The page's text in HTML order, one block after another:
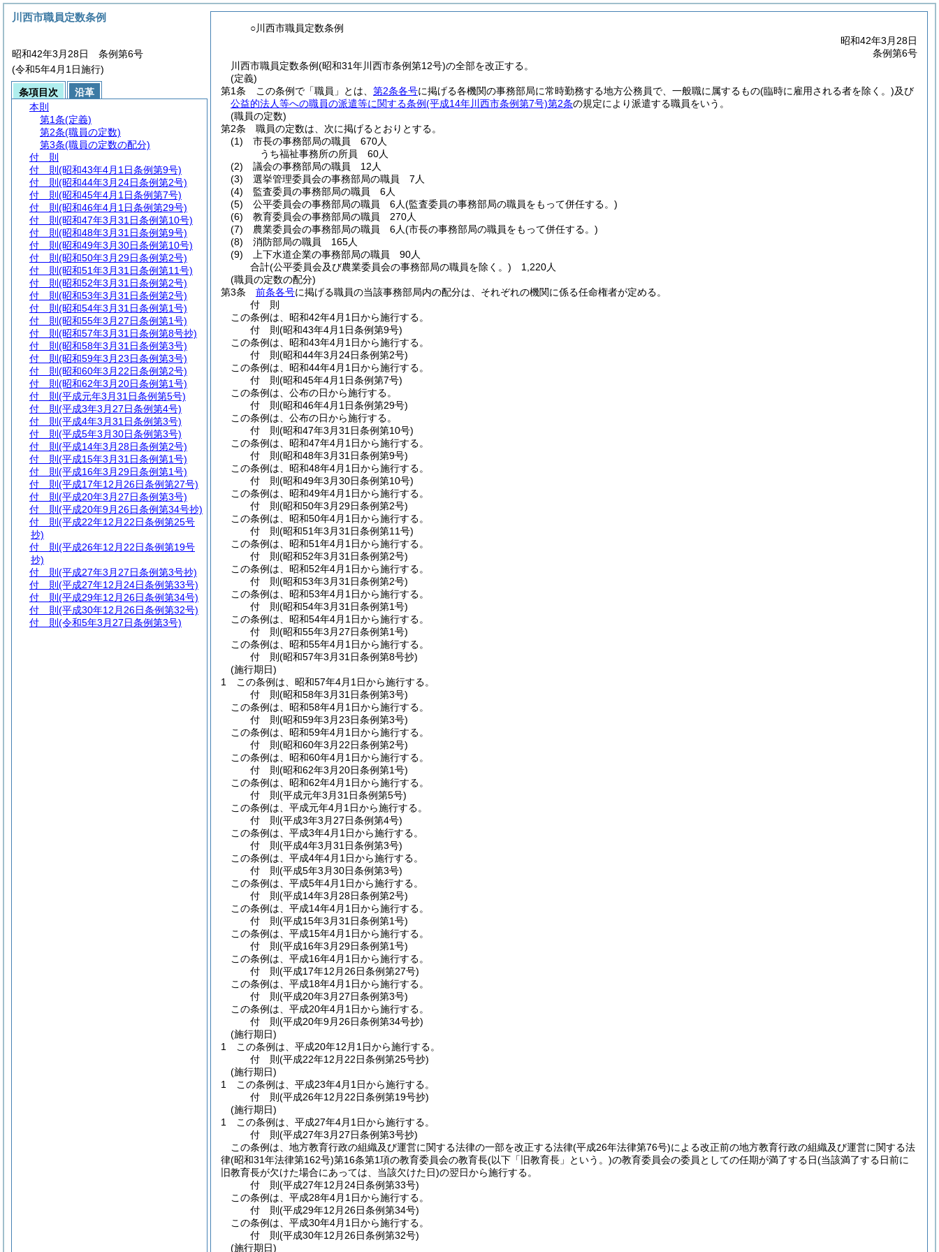
○川西市職員定数条例
昭和42年3月28日
条例第6号
川西市職員定数条例(昭和31年川西市条例第12号)の全部を改正する。
(定義)
第1条
この条例で「職員」とは、 第2条各号に掲げる各機関の事務部局に常時勤務する地方公務員で、一般職に属するもの(臨時に雇用される者を除く。)及び
公益的法人等への職員の派遣等に関する条例(平成14年川西市条例第7号)第2条の規定により派遣する職員をいう。
(職員の定数)
第2条
職員の定数は、次に掲げるとおりとする。
(1)
市長の事務部局の職員 670人
うち福祉事務所の所員 60人
(2)
議会の事務部局の職員 12人
(3)
選挙管理委員会の事務部局の職員 7人
(4)
監査委員の事務部局の職員 6人
(5)
公平委員会の事務部局の職員 6人(監査委員の事務部局の職員をもって併任する。)
(6)
教育委員会の事務部局の職員 270人
(7)
農業委員会の事務部局の職員 6人(市長の事務部局の職員をもって併任する。)
(8)
消防部局の職員 165人
(9)
上下水道企業の事務部局の職員 90人
合計(公平委員会及び農業委員会の事務部局の職員を除く。) 1,220人
(職員の定数の配分)
第3条
前条各号に掲げる職員の当該事務部局内の配分は、それぞれの機関に係る任命権者が定める。
付 則
この条例は、昭和42年4月1日から施行する。
付 則(昭和43年4月1日条例第9号)
この条例は、昭和43年4月1日から施行する。
付 則(昭和44年3月24日条例第2号)
この条例は、昭和44年4月1日から施行する。
付 則(昭和45年4月1日条例第7号)
この条例は、公布の日から施行する。
付 則(昭和46年4月1日条例第29号)
この条例は、公布の日から施行する。
付 則(昭和47年3月31日条例第10号)
この条例は、昭和47年4月1日から施行する。
付 則(昭和48年3月31日条例第9号)
この条例は、昭和48年4月1日から施行する。
付 則(昭和49年3月30日条例第10号)
この条例は、昭和49年4月1日から施行する。
付 則(昭和50年3月29日条例第2号)
この条例は、昭和50年4月1日から施行する。
付 則(昭和51年3月31日条例第11号)
この条例は、昭和51年4月1日から施行する。
付 則(昭和52年3月31日条例第2号)
この条例は、昭和52年4月1日から施行する。
付 則(昭和53年3月31日条例第2号)
この条例は、昭和53年4月1日から施行する。
付 則(昭和54年3月31日条例第1号)
この条例は、昭和54年4月1日から施行する。
付 則(昭和55年3月27日条例第1号)
この条例は、昭和55年4月1日から施行する。
付 則(昭和57年3月31日条例第8号抄)
(施行期日)
1
この条例は、昭和57年4月1日から施行する。
付 則(昭和58年3月31日条例第3号)
この条例は、昭和58年4月1日から施行する。
付 則(昭和59年3月23日条例第3号)
この条例は、昭和59年4月1日から施行する。
付 則(昭和60年3月22日条例第2号)
この条例は、昭和60年4月1日から施行する。
付 則(昭和62年3月20日条例第1号)
この条例は、昭和62年4月1日から施行する。
付 則(平成元年3月31日条例第5号)
この条例は、平成元年4月1日から施行する。
付 則(平成3年3月27日条例第4号)
この条例は、平成3年4月1日から施行する。
付 則(平成4年3月31日条例第3号)
この条例は、平成4年4月1日から施行する。
付 則(平成5年3月30日条例第3号)
この条例は、平成5年4月1日から施行する。
付 則(平成14年3月28日条例第2号)
この条例は、平成14年4月1日から施行する。
付 則(平成15年3月31日条例第1号)
この条例は、平成15年4月1日から施行する。
付 則(平成16年3月29日条例第1号)
この条例は、平成16年4月1日から施行する。
付 則(平成17年12月26日条例第27号)
この条例は、平成18年4月1日から施行する。
付 則(平成20年3月27日条例第3号)
この条例は、平成20年4月1日から施行する。
付 則(平成20年9月26日条例第34号抄)
(施行期日)
1
この条例は、平成20年12月1日から施行する。
付 則(平成22年12月22日条例第25号抄)
(施行期日)
1
この条例は、平成23年4月1日から施行する。
付 則(平成26年12月22日条例第19号抄)
(施行期日)
1
この条例は、平成27年4月1日から施行する。
付 則(平成27年3月27日条例第3号抄)
この条例は、地方教育行政の組織及び運営に関する法律の一部を改正する法律(平成26年法律第76号)による改正前の地方教育行政の組織及び運営に関する法
律(昭和31年法律第162号)第16条第1項の教育委員会の教育長(以下「旧教育長」という。)の教育委員会の委員としての任期が満了する日(当該満了する日前に
旧教育長が欠けた場合にあっては、当該欠けた日)の翌日から施行する。
付 則(平成27年12月24日条例第33号)
この条例は、平成28年4月1日から施行する。
付 則(平成29年12月26日条例第34号)
この条例は、平成30年4月1日から施行する。
付 則(平成30年12月26日条例第32号)
(施行期日)
川西市職員定数条例
昭和42年3月28日 条例第6号
(令和5年4月1日施行)
条項目次
沿革
本則
第1条(定義)
第2条(職員の定数)
第3条(職員の定数の配分)
付 則
付 則 (昭和43年4月1日条例第9号)
付 則 (昭和44年3月24日条例第2号)
付 則 (昭和45年4月1日条例第7号)
付 則 (昭和46年4月1日条例第29号)
付 則 (昭和47年3月31日条例第10号)
付 則 (昭和48年3月31日条例第9号)
付 則 (昭和49年3月30日条例第10号)
付 則 (昭和50年3月29日条例第2号)
付 則 (昭和51年3月31日条例第11号)
付 則 (昭和52年3月31日条例第2号)
付 則 (昭和53年3月31日条例第2号)
付 則 (昭和54年3月31日条例第1号)
付 則 (昭和55年3月27日条例第1号)
付 則 (昭和57年3月31日条例第8号抄)
付 則 (昭和58年3月31日条例第3号)
付 則 (昭和59年3月23日条例第3号)
付 則 (昭和60年3月22日条例第2号)
付 則 (昭和62年3月20日条例第1号)
付 則 (平成元年3月31日条例第5号)
付 則 (平成3年3月27日条例第4号)
付 則 (平成4年3月31日条例第3号)
付 則 (平成5年3月30日条例第3号)
付 則 (平成14年3月28日条例第2号)
付 則 (平成15年3月31日条例第1号)
付 則 (平成16年3月29日条例第1号)
付 則 (平成17年12月26日条例第27号)
付 則 (平成20年3月27日条例第3号)
付 則 (平成20年9月26日条例第34号抄)
付 則 (平成22年12月22日条例第25号
抄)
付 則 (平成26年12月22日条例第19号
抄)
付 則 (平成27年3月27日条例第3号抄)
付 則 (平成27年12月24日条例第33号)
付 則 (平成29年12月26日条例第34号)
付 則 (平成30年12月26日条例第32号)
付 則 (令和5年3月27日条例第3号)